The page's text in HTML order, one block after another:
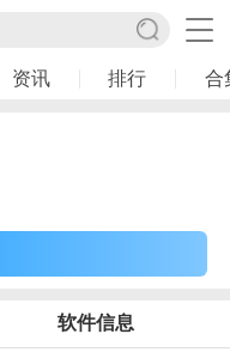
资讯 排行 合
软件信息